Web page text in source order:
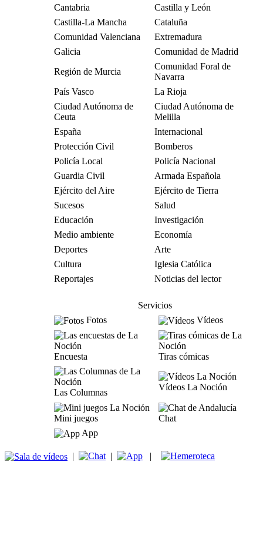
Cantabria
Castilla y León
Castilla-La Mancha
Cataluña
Comunidad Valenciana
Extremadura
Galicia
Comunidad de Madrid
Región de Murcia
Comunidad Foral de
Navarra
País Vasco
La Rioja
Ciudad Autónoma de
Ceuta
Ciudad Autónoma de
Melilla
España
Internacional
Protección Civil
Bomberos
Policía Local
Policía Nacional
Guardia Civil
Armada Española
Ejército del Aire
Ejército de Tierra
Sucesos
Salud
Educación
Investigación
Medio ambiente
Economía
Deportes
Arte
Cultura
Iglesia Católica
Reportajes
Noticias del lector
Servicios
Fotos
Vídeos
Encuesta Tiras cómicas
Las Columnas
Vídeos La Noción
Mini juegos
Chat
App
| | |